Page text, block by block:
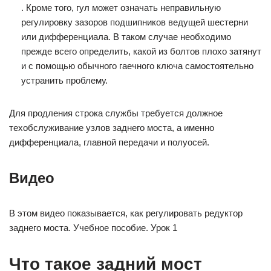
. Кроме того, гул может означать неправильную
регулировку зазоров подшипников ведущей шестерни
или дифференциала. В таком случае необходимо
прежде всего определить, какой из болтов плохо затянут
и с помощью обычного гаечного ключа самостоятельно
устранить проблему.
Для продления строка службы требуется должное
техобслуживание узлов заднего моста, а именно
дифференциала, главной передачи и полуосей.
Видео
В этом видео показывается, как регулировать редуктор
заднего моста. Учебное пособие. Урок 1
Что такое задний мост